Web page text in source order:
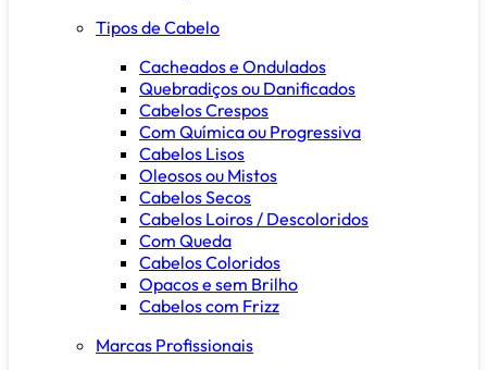
Tipos de Cabelo
Cacheados e Ondulados
Quebradiços ou Danificados
Cabelos Crespos
Com Química ou Progressiva
Cabelos Lisos
Oleosos ou Mistos
Cabelos Secos
Cabelos Loiros / Descoloridos
Com Queda
Cabelos Coloridos
Opacos e sem Brilho
Cabelos com Frizz
Marcas Profissionais